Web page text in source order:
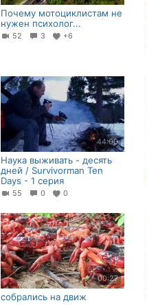
Почему мотоциклистам не
нужен психолог...
52 3 +6
44:00
Наука выживать - десять
дней / Survivorman Ten
Days - 1 серия
55 0 0
00:27
собрались на движ